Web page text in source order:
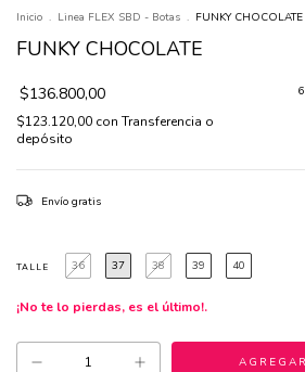
Inicio . Linea FLEX SBD - Botas . FUNKY CHOCOLATE
FUNKY CHOCOLATE
$136.800,00
$123.120,00 con Transferencia o
depósito
6
Envío gratis
TALLE 36 37 38 39 40
¡No te lo pierdas, es el último!.